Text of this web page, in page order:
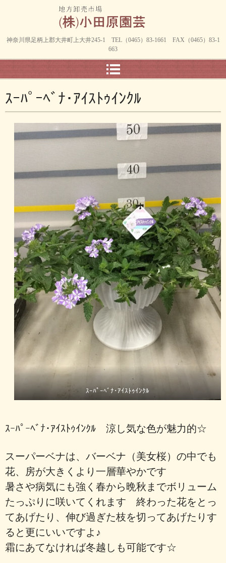
神奈川県足柄上郡大井町上大井245-1 TEL（0465）83-1661 FAX（0465）83-1
663
ｽｰﾊﾟｰﾍﾞﾅ･ｱｲｽﾄｩｲﾝｸﾙ
ｽｰﾊﾟｰﾍﾞﾅ･ｱｲｽﾄｩｲﾝｸﾙ
ｽｰﾊﾟｰﾍﾞﾅ･ｱｲｽﾄｩｲﾝｸﾙ 涼し気な色が魅力的☆
スーパーベナは、バーベナ（美女桜）の中でも
花、房が大きくより一層華やかです
暑さや病気にも強く春から晩秋までボリューム
たっぷりに咲いてくれます 終わった花をとっ
てあげたり、伸び過ぎた枝を切ってあげたりす
ると更にいいですよ♪
霜にあてなければ冬越しも可能です☆